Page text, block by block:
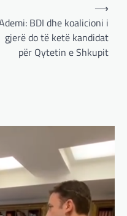
BDI dhe koalicioni i
gjerë do të ketë kandidat
për Qytetin e Shkupit
⟶
TË FUNDIT,OPINIONE,
sugjerojnë